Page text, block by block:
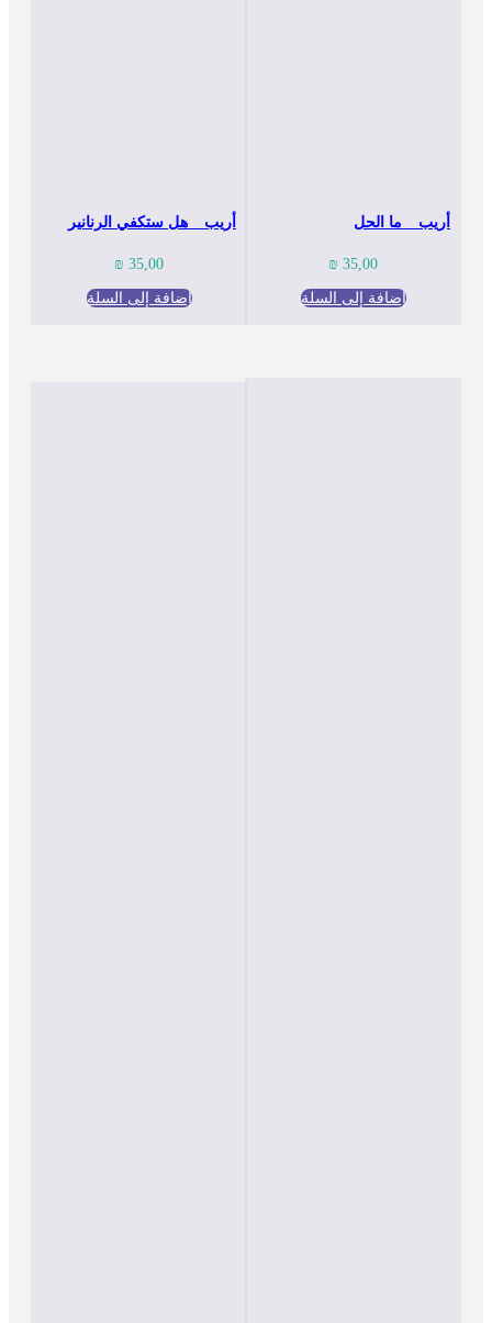
أريب _ ما الحل
35,00
₪
إضافة إلى السلة
أريب _ هل ستكفي الرنانير
35,00
₪
إضافة إلى السلة